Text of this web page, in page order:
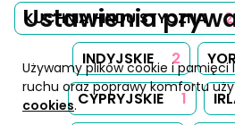
KUCHNIA HINDUISTYCZNA
2
INDYJSKIE
2
CYPRYJSKIE
1
Ustawienia
Używamy plików cookie i pamięci
ruchu oraz poprawy komfortu
cookies.